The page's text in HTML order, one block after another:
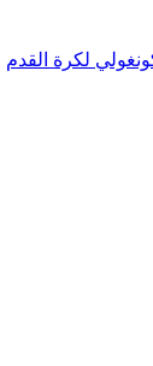
لكرة القدم